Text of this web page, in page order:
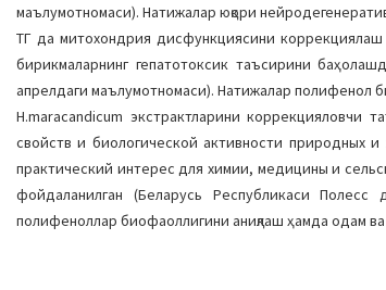
маълумотномаси). Натижалар юқори
ТГ да митохондрия дисфункциясини коррекциялаш
бирикмаларнинг гепатотоксик таъсирини
апрелдаги маълумотномаси). Натижалар полифенол
H.maracandicum экстрактларини коррекцияловчи
свойств и биологической активности природных
практический интерес для химии, медицины и
фойдаланилган (Беларусь Республикаси Полесс
полифеноллар биофаоллигини аниқлаш ҳамда одам